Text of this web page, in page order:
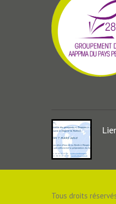
Tous droits